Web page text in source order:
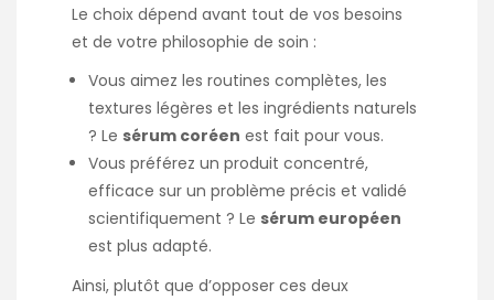
Le choix dépend avant tout de vos besoins
et de votre philosophie de soin :
Vous aimez les routines complètes, les
textures légères et les ingrédients naturels
? Le sérum coréen est fait pour vous.
Vous préférez un produit concentré,
efficace sur un problème précis et validé
scientifiquement ? Le sérum européen
est plus adapté.
Ainsi, plutôt que d’opposer ces deux